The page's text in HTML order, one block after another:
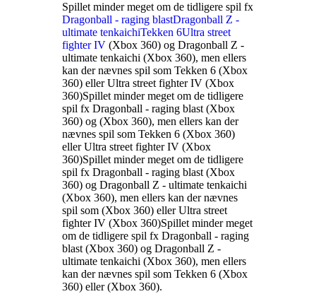
Spillet minder meget om de tidligere spil fx
Dragonball - raging blastDragonball Z -
ultimate tenkaichiTekken 6Ultra street
fighter IV (Xbox 360) og Dragonball Z -
ultimate tenkaichi (Xbox 360), men ellers
kan der nævnes spil som Tekken 6 (Xbox
360) eller Ultra street fighter IV (Xbox
360)Spillet minder meget om de tidligere
spil fx Dragonball - raging blast (Xbox
360) og (Xbox 360), men ellers kan der
nævnes spil som Tekken 6 (Xbox 360)
eller Ultra street fighter IV (Xbox
360)Spillet minder meget om de tidligere
spil fx Dragonball - raging blast (Xbox
360) og Dragonball Z - ultimate tenkaichi
(Xbox 360), men ellers kan der nævnes
spil som (Xbox 360) eller Ultra street
fighter IV (Xbox 360)Spillet minder meget
om de tidligere spil fx Dragonball - raging
blast (Xbox 360) og Dragonball Z -
ultimate tenkaichi (Xbox 360), men ellers
kan der nævnes spil som Tekken 6 (Xbox
360) eller(Xbox 360).